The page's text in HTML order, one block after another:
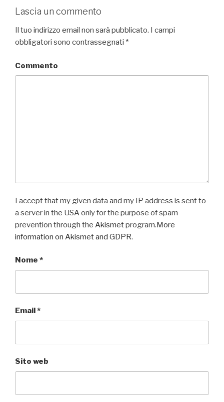
Lascia un commento
Il tuo indirizzo email non sarà pubblicato. I campi
obbligatori sono contrassegnati *
Commento
I accept that my given data and my IP address is sent to
a server in the USA only for the purpose of spam
prevention through the Akismetprogram.More
information on Akismet and GDPR.
Nome *
Email *
Sito web